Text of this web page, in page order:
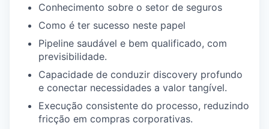
Conhecimento sobre o setor de seguros
Como é ter sucesso neste papel
Pipeline saudável e bem qualificado, com
previsibilidade.
Capacidade de conduzir discovery profundo
e conectar necessidades a valor tangível.
Execução consistente do processo, reduzindo
fricção em compras corporativas.